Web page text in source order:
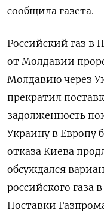
сообщила газета.
Российский газ в
от Молдавии
Молдавию через
прекратил
задолженность
Украину в Европу
отказа Киева
обсуждался
российского газа
Поставки